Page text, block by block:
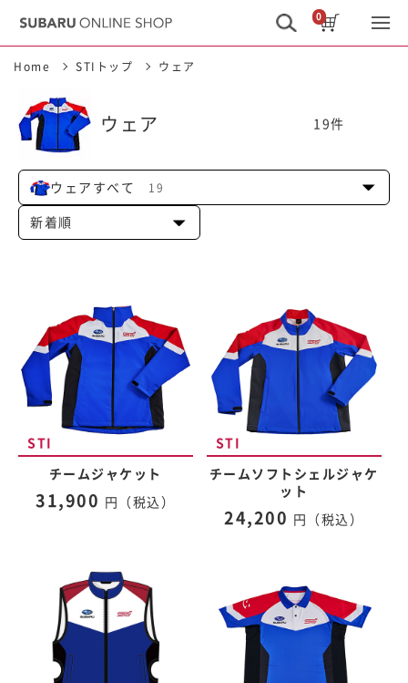
0
Home STIトップ ウェア
ウェア 19件
ウェアすべて 19
新着順
チームジャケット
31,900 円（税込）
チームソフトシェルジャケ
ット
24,200 円（税込）